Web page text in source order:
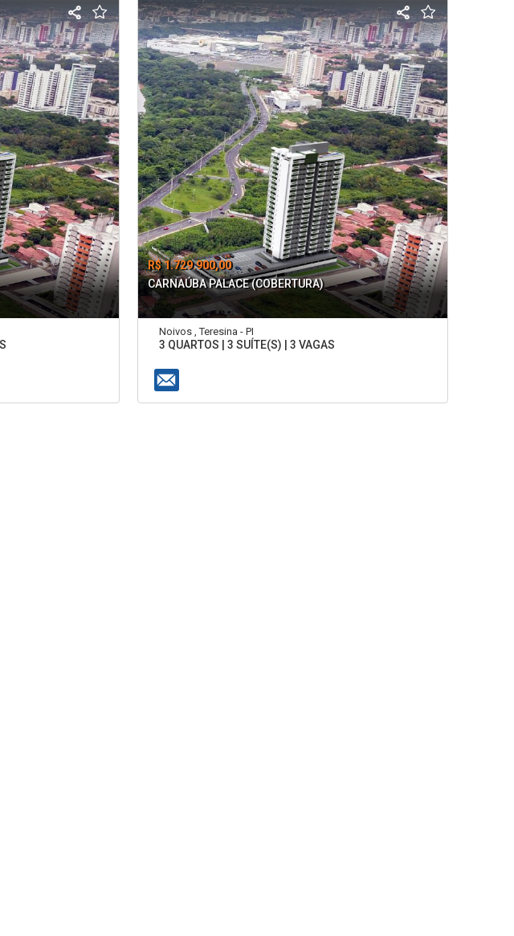
R$ 1.729.900,00
CARNAÚBA PALACE (COBERTURA)
Noivos , Teresina - PI
3 QUARTOS | 3 SUÍTE(S) | 3 VAGAS